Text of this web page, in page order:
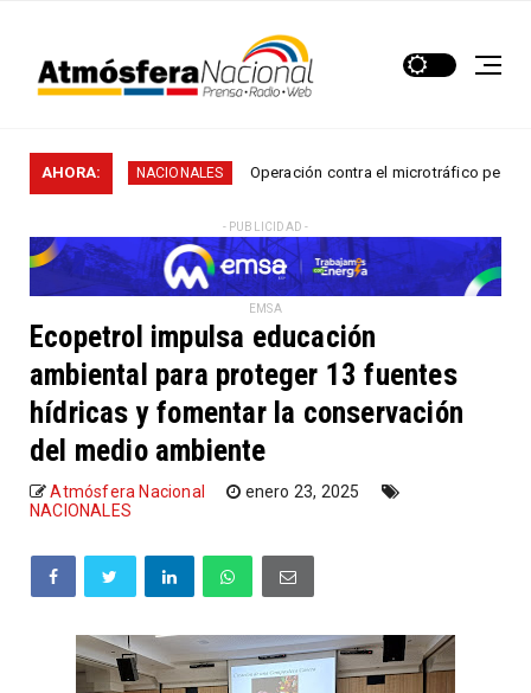
AHORA:NACIONALES Operación contra el microtráfico permitió que la
- PUBLICIDAD -
EMSA
Ecopetrol impulsa educación
ambiental para proteger 13 fuentes
hídricas y fomentar la conservación
del medio ambiente
Atmósfera Nacional
enero 23, 2025
NACIONALES